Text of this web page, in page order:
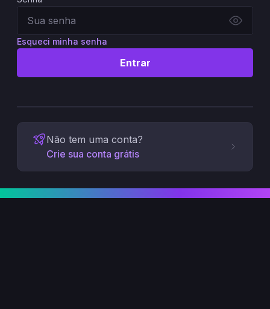
Esqueci minha senha
Entrar
Não tem uma conta?
Crie sua conta grátis